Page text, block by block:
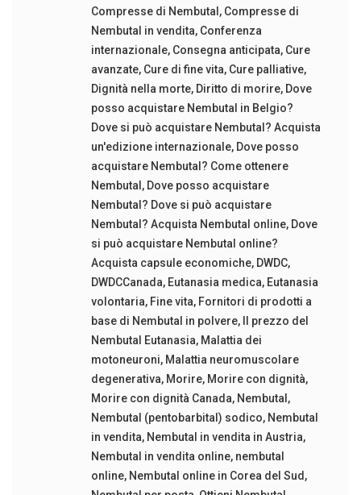
Compresse di Nembutal , Compresse di
Nembutal in vendita, Conferenza
internazionale, Consegna anticipata, Cure
avanzate, Cure di fine vita, Cure palliative,
Dignità nella morte, Diritto di morire, Dove
posso acquistare Nembutal in Belgio?
Dove si può acquistare Nembutal? Acquista
un'edizione internazionale, Dove posso
acquistare Nembutal? Come ottenere
Nembutal , Dove posso acquistare
Nembutal? Dove si può acquistare
Nembutal? Acquista Nembutal online, Dove
si può acquistare Nembutal online?
Acquista capsule economiche, DWDC,
DWDCCanada, Eutanasia medica, Eutanasia
volontaria, Fine vita, Fornitori di prodotti a
base di Nembutal in polvere,
Il prezzo del
Nembutal Eutanasia, Malattia dei
motoneuroni, Malattia neuromuscolare
degenerativa, Morire, Morire con dignità,
Morire con dignità Canada, Nembutal ,
Nembutal (pentobarbital) sodico, Nembutal
in vendita, Nembutal in vendita in Austria,
Nembutal in vendita online, nembutal
online, Nembutal online in Corea del Sud ,